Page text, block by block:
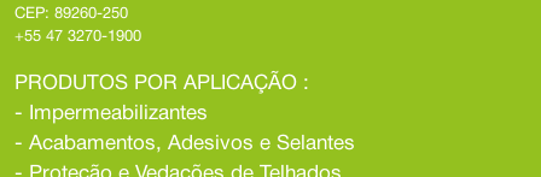
CEP: 89260-250
+55 47 3270-1900
PRODUTOS POR APLICAÇÃO :
- Impermeabilizantes
- Acabamentos, Adesivos e Selantes